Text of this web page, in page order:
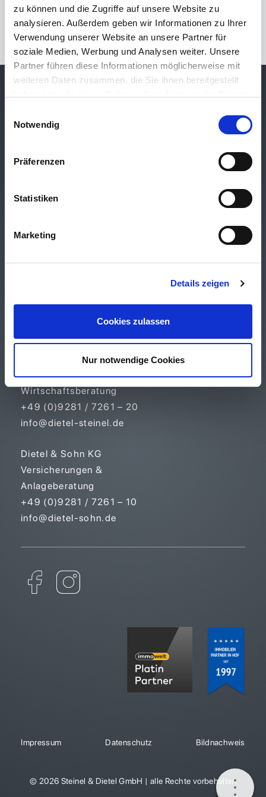
zu können und die Zugriffe auf unsere Website zu
analysieren. Außerdem geben wir Informationen zu Ihrer
Verwendung unserer Website an unsere Partner für
soziale Medien, Werbung und Analysen weiter. Unsere
Partner führen diese Informationen möglicherweise mit
weiteren Daten zusammen, die Sie ihnen bereitgestellt
Notwendig
Präferenzen
Statistiken
Marketing
Details zeigen
Cookies zulassen
Nur notwendige Cookies
1 Ergebnisse Neueste zuerst
Bürogemeinschaft
Dietel, Steinel & Kollegen
Leistungen
Unternehmen
Kontakt
Steinel & Dietel GmbH
Immobilien &
Wirtschaftsberatung
+49 (0)9281 / 7261 – 20
info@dietel-steinel.de
Dietel & Sohn KG
Versicherungen &
Anlageberatung
+49 (0)9281 / 7261 – 10
info@dietel-sohn.de
Impressum Datenschutz Bildnachweis
© 2026 Steinel & Dietel GmbH | alle Rechte vorbehalten